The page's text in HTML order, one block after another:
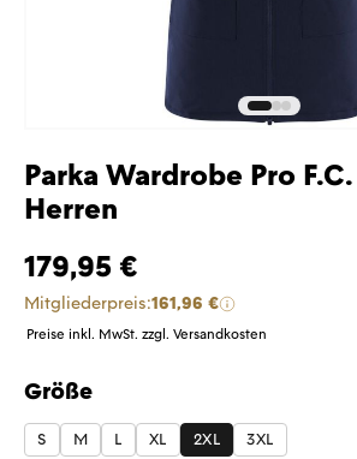
Parka Wardrobe Pro
Herren
179,95 €
Mitgliederpreis:161,96 €
Preise inkl. MwSt. zzgl. Versandkosten
Größe
auswählen
S M L XL 2XL 3XL